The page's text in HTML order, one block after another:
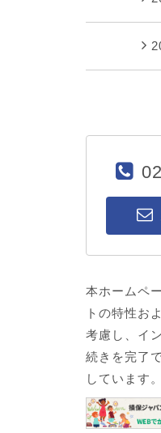
本ホームペ
トの特性お
考慮し、イ
続きを完了
しています。